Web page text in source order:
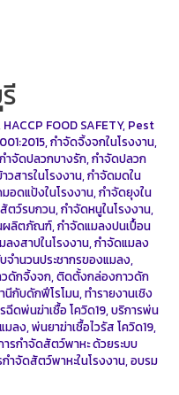
HACCP FOOD SAFETY, Pest
,กำจัดจิ้งจกในโรงงาน,
กำจัดปลวกบางรัก,กำจัดปลวก
วสารในโรงงาน,กำจัดมดใน
อดแป้งในโรงงาน,กำจัดยุงใน
ตว์รบกวน,กำจัดหนูในโรงงาน,
ผลิตภัณฑ์,กำจัดแมลงปนเปื้อน
ลงสาปในโรงงาน,กำจัดแมลง
จำนวนประชากรของแมลง,
ดักจิ้งจก,ติดตั้งกล่องกาวดัก
กับดักฟีโรโมน,ทำรายงานเชิง
ฉีดพ่นฆ่าเชื้อ โควิด19,บริการพ่น
มลง,พ่นยาฆ่าเชื้อไวรัส โควิด19,
รกำจัดสัตว์พาหะ ด้วยระบบ
ำจัดสัตว์พาหะในโรงงาน,อบรม